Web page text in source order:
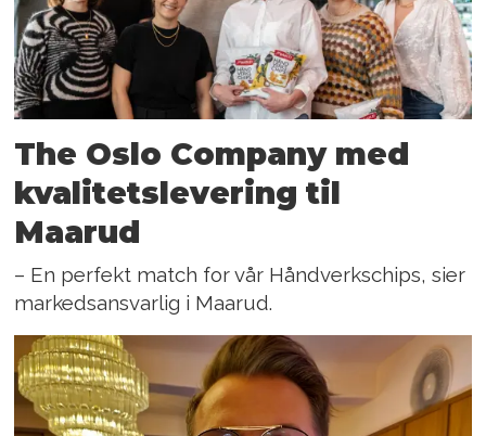
The Oslo Company med
kvalitetslevering til
Maarud
– En perfekt match for vår Håndverkschips, sier
markedsansvarlig i Maarud.